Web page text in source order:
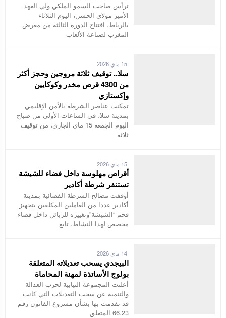
ترأس صاحب السمو الملكي ولي العهد
الأمير مولاي الحسن، اليوم الثلاثاء
بالرباط، افتتاح الدورة الثالثة من معرض
المغرب لصناعة الألعاب
15 ماي 2026
سلا.. توقيف ثلاثة مروجين وحجز أكثر
من 4300 قرص مخدر وكوكايين
وإكستازي
تمكنت عناصر الشرطة بالأمن الإقليمي
بمدينة سلا، في الساعات الأولى من صباح
اليوم الجمعة 15 ماي الجاري، من توقيف
ثلاثة
15 ماي 2026
أقراص مهلوسة داخل فضاء للشيشة
تستنفر شرطة أكادير
أوقفت مصالح الشرطة القضائية بمدينة
أكادير عددا من العاملين المكلفين بتجهيز
فحم “الشيشة”وتغييره للزبائن داخل فضاء
مخصص لهذا النشاط، تابع
14 ماي 2026
البيجدي يسحب تعديلاته المتعلقة
بولوج الأساتذة لمهنة المحاماة
أعلنت المجموعة النيابية لحزب العدالة
والتنمية عن سحب التعديلات التي كانت
قد تقدمت بها بشأن مشروع القانون رقم
66.23 المتعلق